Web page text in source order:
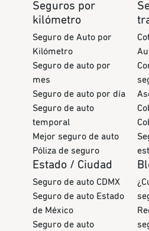
Seguros por
kilómetro
Seguro de Auto por
Kilómetro
Seguro de auto por
mes
Seguro de auto por día
Seguro de auto
temporal
Mejor seguro de auto
Póliza de seguro
Estado / Ciudad
Seguro de auto CDMX
Seguro de auto Estado
de México
Seguro de auto